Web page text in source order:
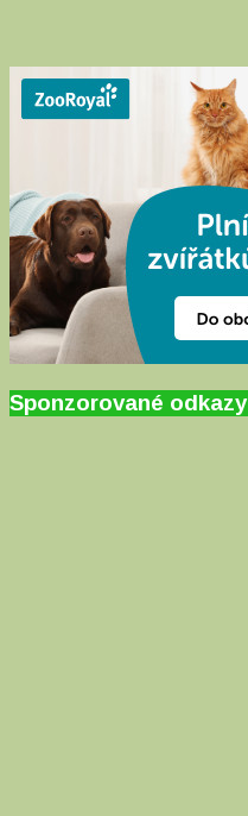
Sponzorované odkazy